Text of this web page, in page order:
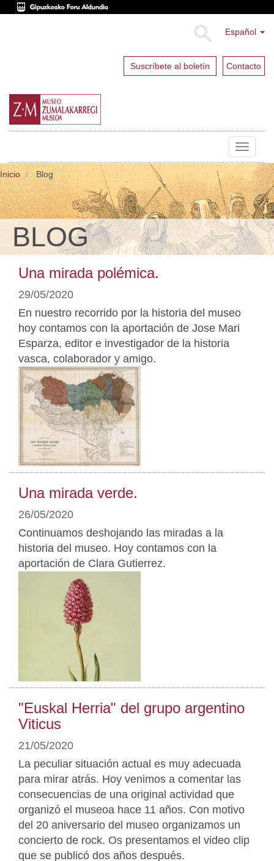
Español
Suscríbete al boletín Contacto
Toggle
Inicio Blog
BLOG
Una mirada polémica.
29/05/2020
En nuestro recorrido por la historia del museo
hoy contamos con la aportación de Jose Mari
Esparza, editor e investigador de la historia
vasca, colaborador y amigo.
Una mirada verde.
26/05/2020
Continuamos deshojando las miradas a la
historia del museo. Hoy contamos con la
aportación de Clara Gutierrez.
"Euskal Herria" del grupo argentino
Viticus
21/05/2020
La peculiar situación actual es muy adecuada
para mirar atrás. Hoy venimos a comentar las
consecuencias de una original actividad que
organizó el museoa hace 11 años. Con motivo
del 20 aniversario del museo organizamos un
concierto de rock. Os presentamos el video clip
que se publicó dos años después.